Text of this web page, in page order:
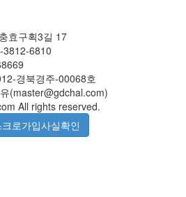
효구획3길 17
3812-6810
경북경주-00068호
(master@gdchal.com)
All rights reserved.